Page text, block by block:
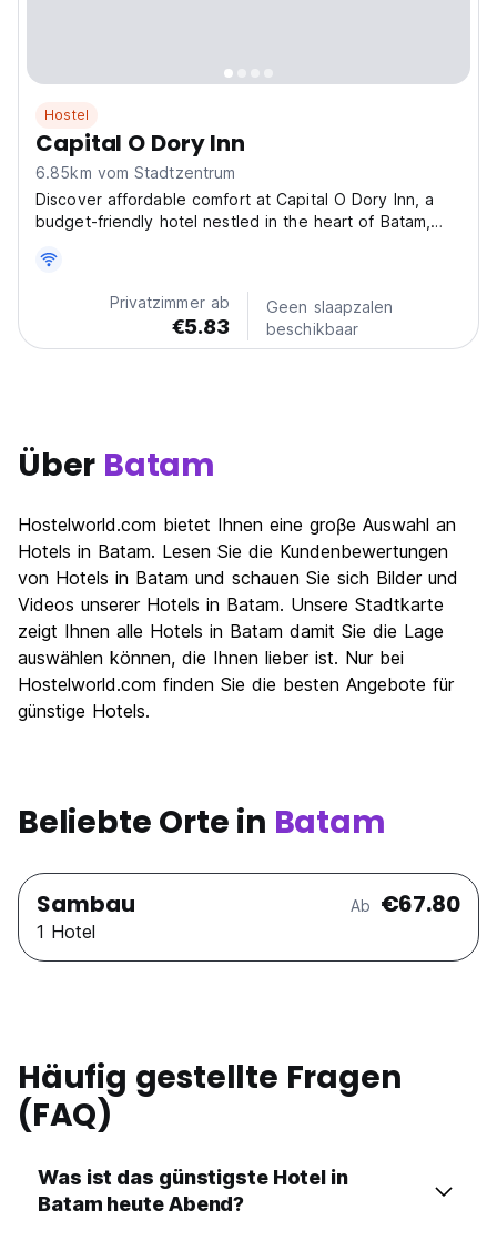
Hostel
Capital O Dory Inn
6.85km vom Stadtzentrum
Discover affordable comfort at Capital O Dory Inn, a
budget-friendly hotel nestled in the heart of Batam,
Parisa Center Blok B No.23, Jalan Kavling Lama,
Sagulung, Batuaji, our inn offers easy access to...
Privatzimmer ab
€5.83
Geen slaapzalen
beschikbaar
Über Batam
Hostelworld.com bietet Ihnen eine groβe Auswahl an
Hotels in Batam. Lesen Sie die Kundenbewertungen
von Hotels in Batam und schauen Sie sich Bilder und
Videos unserer Hotels in Batam. Unsere Stadtkarte
zeigt Ihnen alle Hotels in Batam damit Sie die Lage
auswählen können, die Ihnen lieber ist. Nur bei
Hostelworld.com finden Sie die besten Angebote für
günstige Hotels.
Beliebte Orte in Batam
Sambau Ab €67.80
1 Hotel
Häufig gestellte Fragen
(FAQ)
Was ist das günstigste Hotel in
Batam heute Abend?